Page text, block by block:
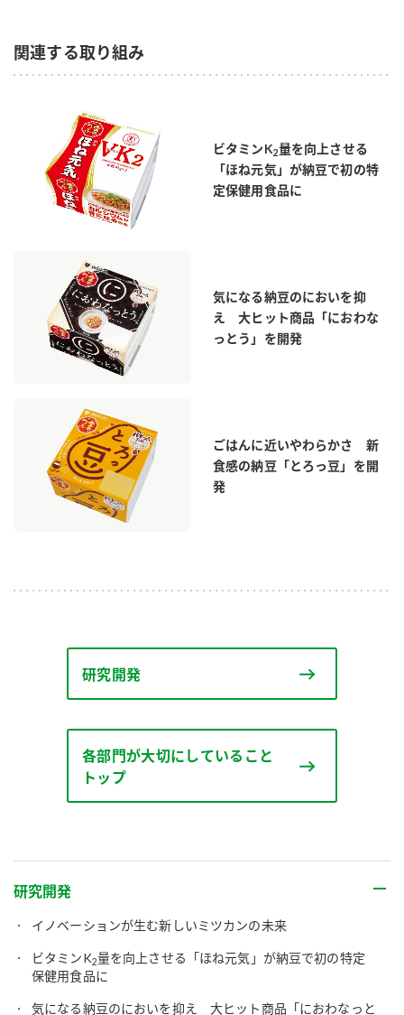
関連する取り組み
ビタミンK2量を向上させる
「ほね元気」が納豆で初の特
定保健用食品に
気になる納豆のにおいを抑
え 大ヒット商品「におわな
っとう」を開発
ごはんに近いやわらかさ 新
食感の納豆「とろっ豆」を開
発
研究開発
各部門が大切にしていること
トップ
研究開発
イノベーションが生む新しいミツカンの未来
ビタミンK2量を向上させる「ほね元気」が納豆で初の特定
保健用食品に
気になる納豆のにおいを抑え 大ヒット商品「におわなっと